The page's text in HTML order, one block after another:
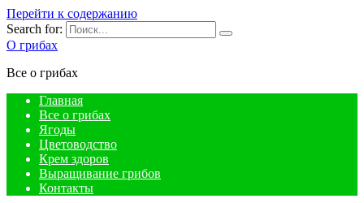
Перейти к содержанию
Search for:
О грибах
Все о грибах
Главная
Все о грибах
Ягоды
Цветоводство
Крем здоров
Выращивание грибов
Контакты